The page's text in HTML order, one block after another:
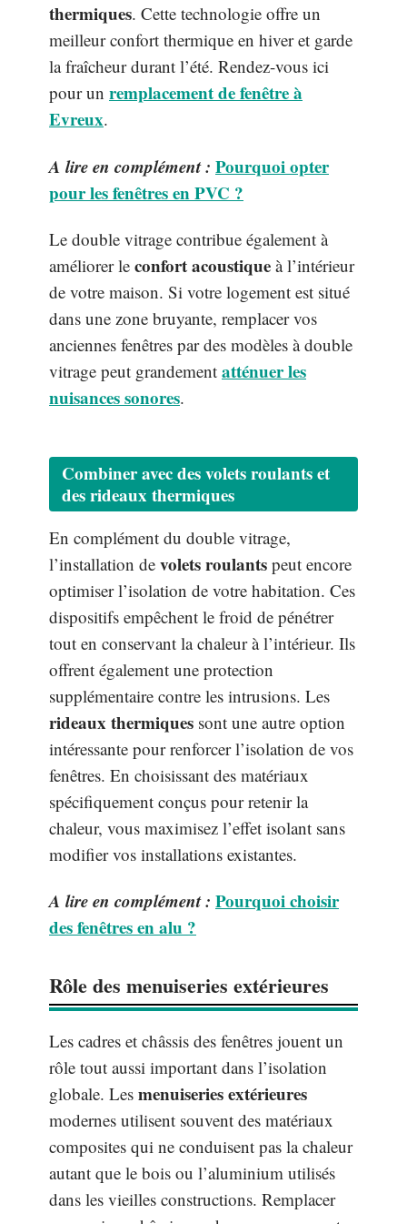
thermiques. Cette technologie offre un
meilleur confort thermique en hiver et garde
la fraîcheur durant l’été. Rendez-vous ici
pour un remplacement de fenêtre à
Evreux.
A lire en complément : Pourquoi opter
pour les fenêtres en PVC ?
Le double vitrage contribue également à
améliorer le confort acoustique à l’intérieur
de votre maison. Si votre logement est situé
dans une zone bruyante, remplacer vos
anciennes fenêtres par des modèles à double
vitrage peut grandement atténuer les
nuisances sonores.
Combiner avec des volets roulants et
des rideaux thermiques
En complément du double vitrage,
l’installation de volets roulants peut encore
optimiser l’isolation de votre habitation. Ces
dispositifs empêchent le froid de pénétrer
tout en conservant la chaleur à l’intérieur. Ils
offrent également une protection
supplémentaire contre les intrusions. Les
rideaux thermiques sont une autre option
intéressante pour renforcer l’isolation de vos
fenêtres. En choisissant des matériaux
spécifiquement conçus pour retenir la
chaleur, vous maximisez l’effet isolant sans
modifier vos installations existantes.
A lire en complément : Pourquoi choisir
des fenêtres en alu ?
Rôle des menuiseries extérieures
Les cadres et châssis des fenêtres jouent un
rôle tout aussi important dans l’isolation
globale. Les menuiseries extérieures
modernes utilisent souvent des matériaux
composites qui ne conduisent pas la chaleur
autant que le bois ou l’aluminium utilisés
dans les vieilles constructions. Remplacer